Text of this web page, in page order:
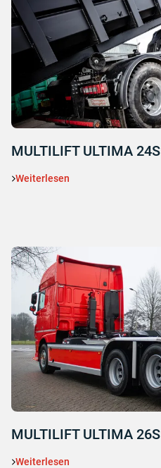
MULTILIFT ULTIMA 24S
Weiterlesen
MULTILIFT ULTIMA 26S
Weiterlesen